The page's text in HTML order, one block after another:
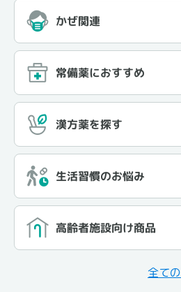
かぜ関連
常備薬におすすめ
漢方薬を探す
生活習慣のお悩み
高齢者施設向け商品
全ての